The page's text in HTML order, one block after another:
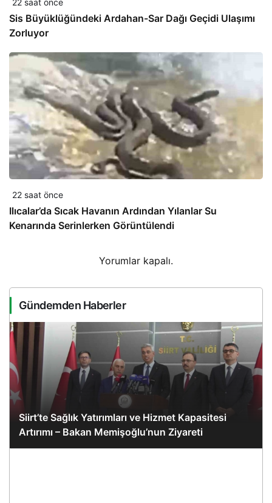
22 saat önce
Sis Büyüklüğündeki Ardahan-Sar Dağı Geçidi Ulaşımı
Zorluyor
22 saat önce
Ilıcalar’da Sıcak Havanın Ardından Yılanlar Su
Kenarında Serinlerken Görüntülendi
Yorumlar kapalı.
Gündemden Haberler
Siirt’te Sağlık Yatırımları ve Hizmet Kapasitesi
Artırımı – Bakan Memişoğlu’nun Ziyareti